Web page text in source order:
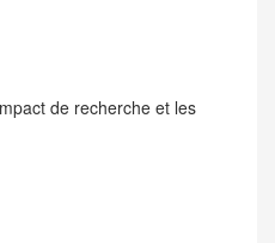
de recherche et les